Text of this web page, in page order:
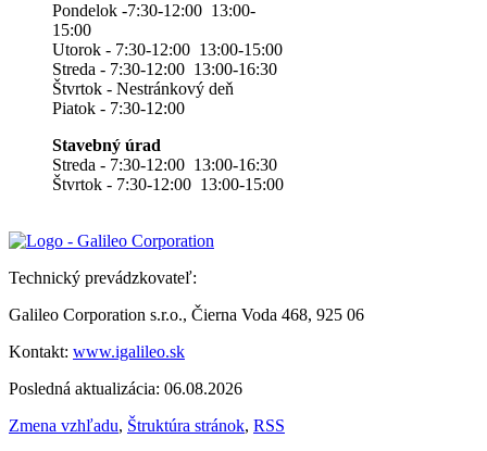
Pondelok -7:30-12:00 13:00-
15:00
Utorok - 7:30-12:00 13:00-15:00
Streda - 7:30-12:00 13:00-16:30
Štvrtok - Nestránkový deň
Piatok - 7:30-12:00
Stavebný úrad
Streda - 7:30-12:00 13:00-16:30
Štvrtok - 7:30-12:00 13:00-15:00
Technický prevádzkovateľ:
Galileo Corporation s.r.o., Čierna Voda 468, 925 06
Kontakt: www.igalileo.sk
Posledná aktualizácia: 06.08.2026
Zmena vzhľadu, Štruktúra stránok, RSS